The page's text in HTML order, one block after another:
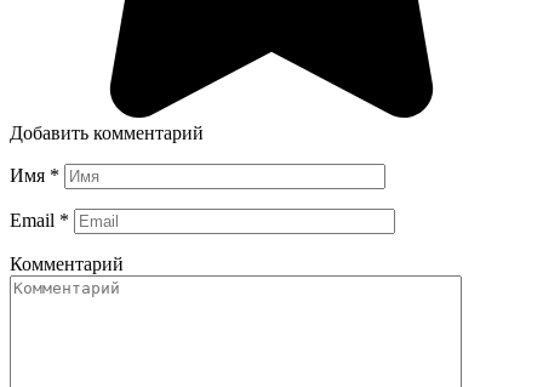
Добавить комментарий
Имя *
Email *
Комментарий